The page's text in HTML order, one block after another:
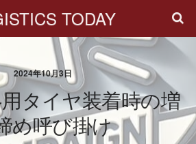
TODAY
2024年10月3日
タイヤ装着時の増
め呼び掛け